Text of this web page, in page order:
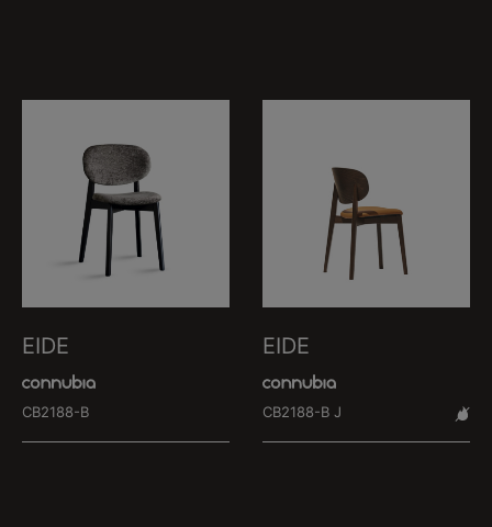
EIDE
CB2188-B
EIDE
CB2188-B J